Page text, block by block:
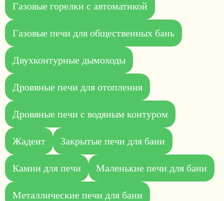
Газовые горелки с автоматикой
Газовые печи для общественных бань
Двухконтурные дымоходы
Дровяные печи для отопления
Дровяные печи с водяным контуром
Жадеит Закрытые печи для бани
Камни для печи Маленькие печи для бани
Металлические печи для бани